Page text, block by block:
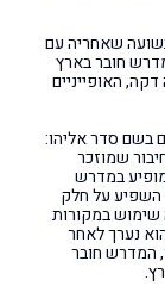
שאחריה עם
628. לדעתו, המדרש חובר בארץ
האופייניים
בשם סדר אליהו:
שמוזכר
במדרש
השפיע על חלק
במקורות
נערך לאחר
המדרש חובר